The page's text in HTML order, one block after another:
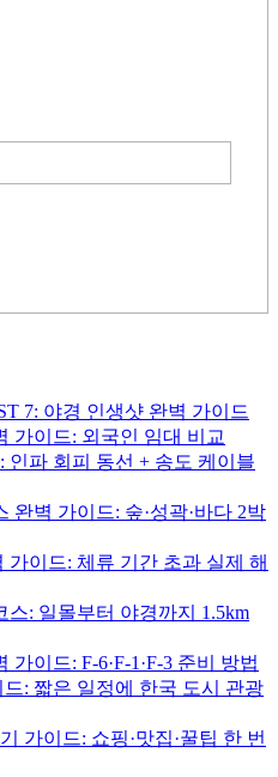
7: 야경 인생샷 완벽 가이드
가이드: 외국인 임대 비교
인파 회피 동선 + 송도 케이블
완벽 가이드: 숲·성곽·바다 2박
가이드: 체류 기간 초과 실제 해
스: 일몰부터 야경까지 1.5km
이드: F-6·F-1·F-3 준비 방법
: 짧은 일정에 한국 도시 관광
가이드: 쇼핑·맛집·꿀팁 한 번